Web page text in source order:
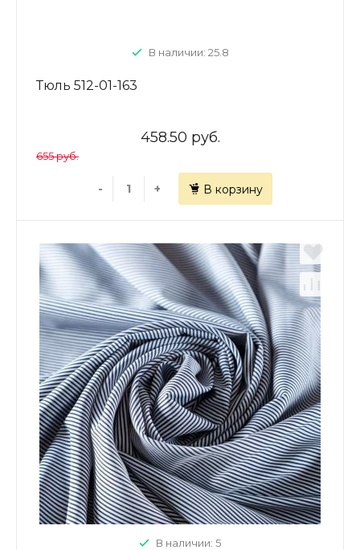
В наличии: 25.8
Тюль 512-01-163
458.50 руб.
655 руб.
- + В корзину
В наличии: 5